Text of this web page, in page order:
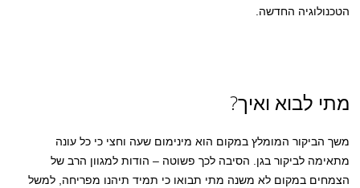
הטכנולוגיה החדשה.
מתי לבוא ואיך?
משך הביקור המומלץ במקום הוא מינימום שעה וחצי כי כל עונה
מתאימה לביקור בגן. הסיבה לכך פשוטה – הודות למגוון הרב של
הצמחים במקום לא משנה מתי תבואו כי תמיד תיהנו מפריחה, למשל